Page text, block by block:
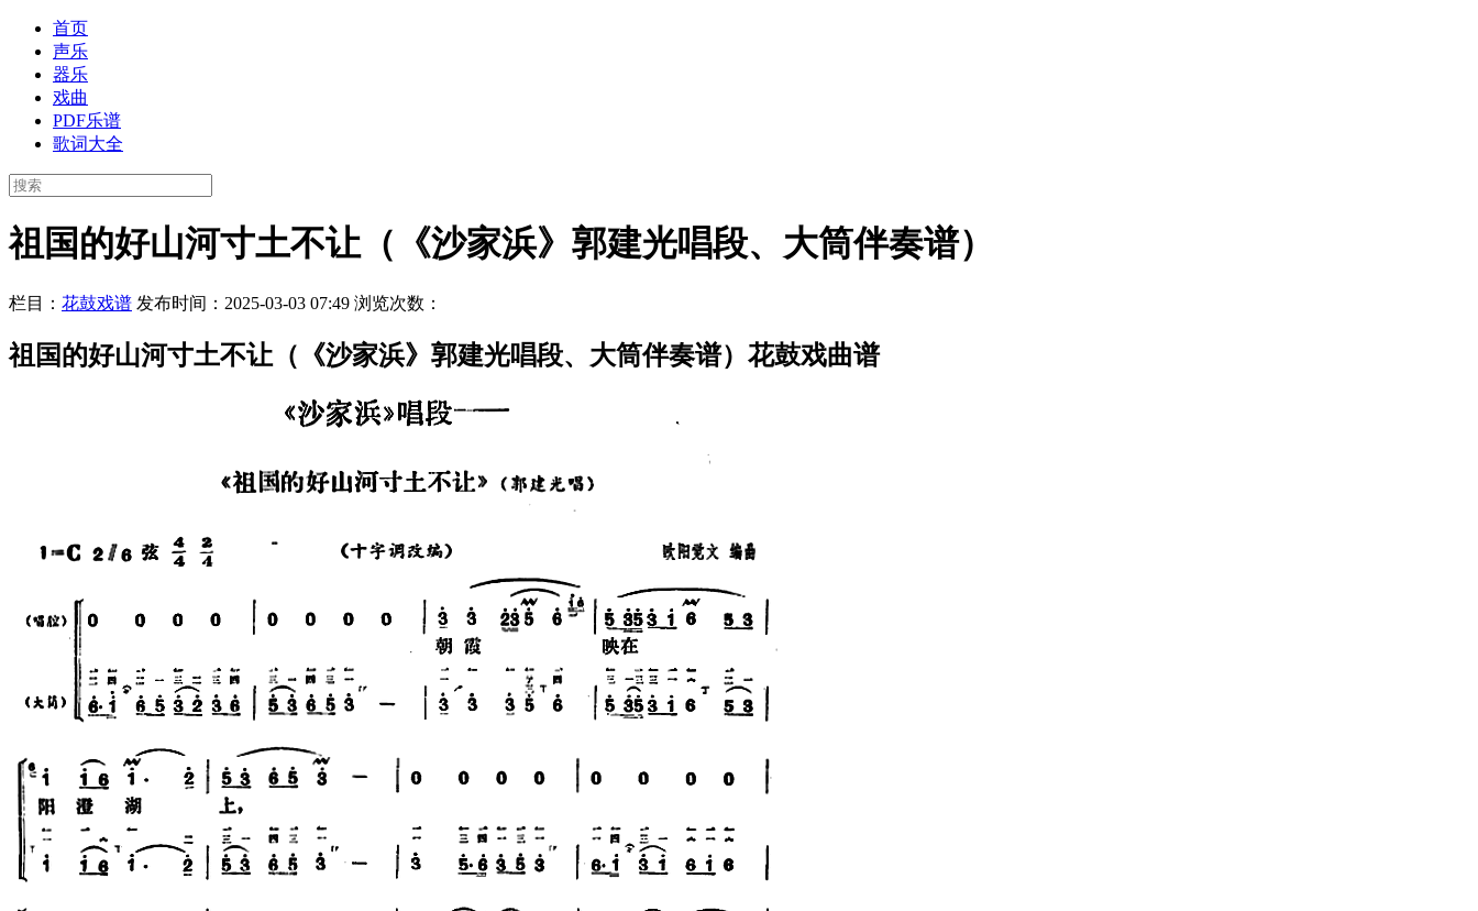
首页
声乐
器乐
戏曲
PDF乐谱
歌词大全
祖国的好山河寸土不让（《沙家浜》郭建光唱段、大筒伴奏谱）
栏目： 花鼓戏谱 发布时间：2025-03-03 07:49 浏览次数：
祖国的好山河寸土不让（《沙家浜》郭建光唱段、大筒伴奏谱）花鼓戏曲谱